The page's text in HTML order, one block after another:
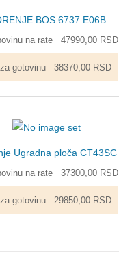
BOS 6737 E06B
na rate 47990,00 RSD
gotovinu 38370,00 RSD
Ugradna ploča CT43SC
na rate 37300,00 RSD
gotovinu 29850,00 RSD